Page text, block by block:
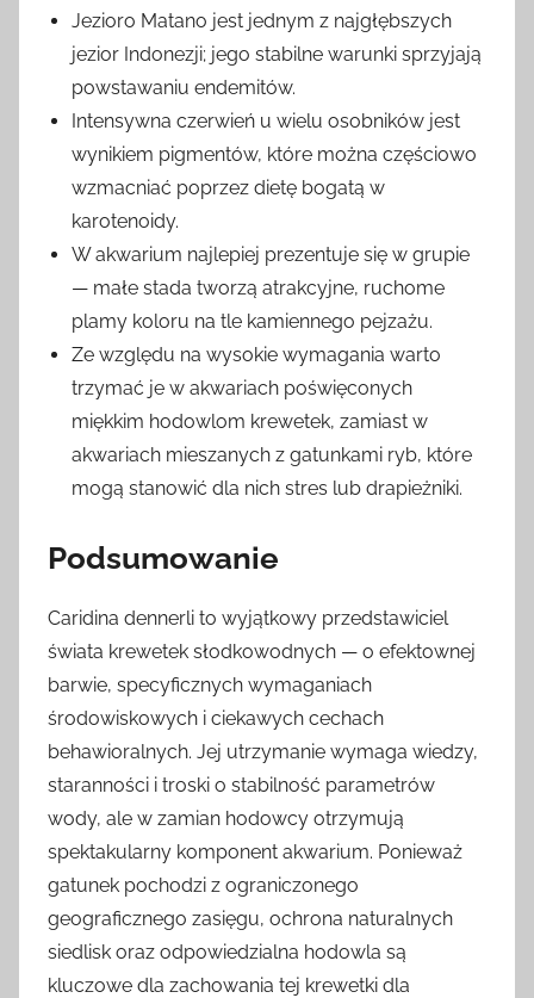
Jezioro Matano jest jednym z najgłębszych
jezior Indonezji; jego stabilne warunki sprzyjają
powstawaniu endemitów.
Intensywna czerwień u wielu osobników jest
wynikiem pigmentów, które można częściowo
wzmacniać poprzez dietę bogatą w
karotenoidy.
W akwarium najlepiej prezentuje się w grupie
— małe stada tworzą atrakcyjne, ruchome
plamy koloru na tle kamiennego pejzażu.
Ze względu na wysokie wymagania warto
trzymać je w akwariach poświęconych
miękkim hodowlom krewetek, zamiast w
akwariach mieszanych z gatunkami ryb, które
mogą stanowić dla nich stres lub drapieżniki.
Podsumowanie
Caridina dennerli to wyjątkowy przedstawiciel
świata krewetek słodkowodnych — o efektownej
barwie, specyficznych wymaganiach
środowiskowych i ciekawych cechach
behawioralnych. Jej utrzymanie wymaga wiedzy,
staranności i troski o stabilność parametrów
wody, ale w zamian hodowcy otrzymują
spektakularny komponent akwarium. Ponieważ
gatunek pochodzi z ograniczonego
geograficznego zasięgu, ochrona naturalnych
siedlisk oraz odpowiedzialna hodowla są
kluczowe dla zachowania tej krewetki dla